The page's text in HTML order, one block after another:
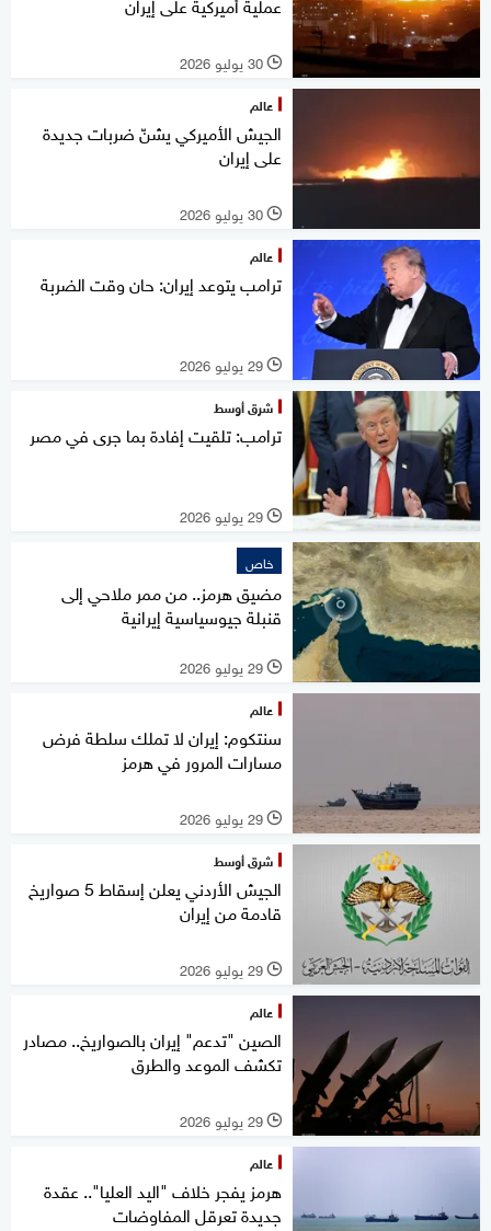
l 30 يوليو 2026
عالم
الجيش الأميركي يشنّ ضربات جديدة
على إيران
l 30 يوليو 2026
عالم
ترامب يتوعد إيران: حان وقت الضربة
l 29 يوليو 2026
شرق أوسط
ترامب: تلقيت إفادة بما جرى في مصر
l 29 يوليو 2026
خاص
مضيق هرمز.. من ممر ملاحي إلى
قنبلة جيوسياسية إيرانية
l 29 يوليو 2026
عالم
سنتكوم: إيران لا تملك سلطة فرض
مسارات المرور في هرمز
l 29 يوليو 2026
شرق أوسط
الجيش الأردني يعلن إسقاط 5 صواريخ
قادمة من إيران
l 29 يوليو 2026
عالم
الصين "تدعم" إيران بالصواريخ.. مصادر
تكشف الموعد والطرق
l 29 يوليو 2026
عالم
هرمز يفجر خلاف "اليد العليا".. عقدة
جديدة تعرقل المفاوضات